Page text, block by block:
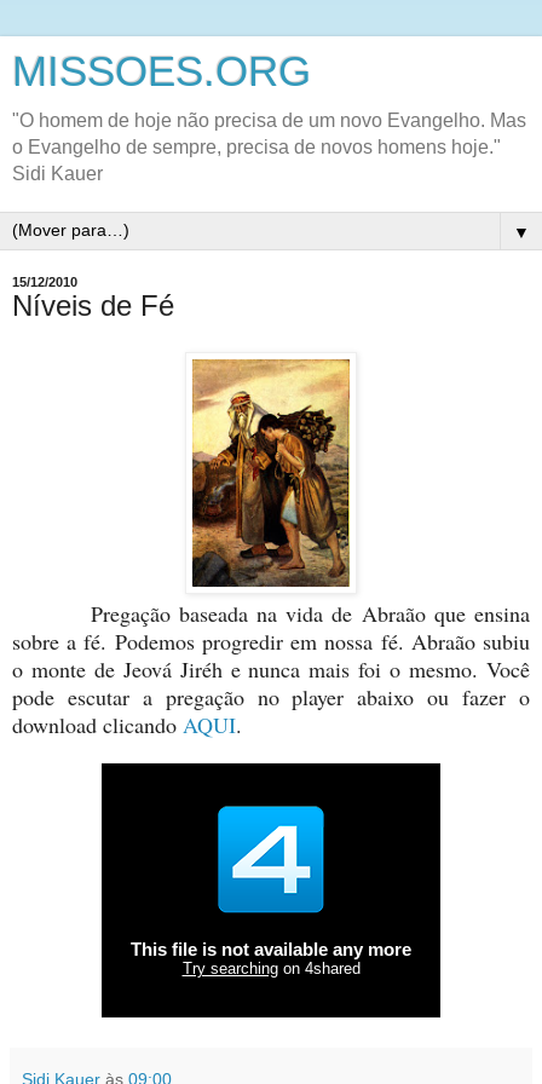
MISSOES.ORG
"O homem de hoje não precisa de um novo Evangelho. Mas
o Evangelho de sempre, precisa de novos homens hoje."
Sidi Kauer
▼
15/12/2010
Níveis de Fé
Pregação baseada na vida de Abraão que ensina
sobre a fé. Podemos progredir em nossa fé. Abraão subiu
o monte de Jeová Jiréh e nunca mais foi o mesmo. Você
pode escutar a pregação no player abaixo ou fazer o
download clicando AQUI.
Sidi Kauer às 09:00